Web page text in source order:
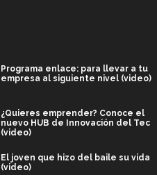
Programa enlace: para llevar a tu
empresa al siguiente nivel (video)
¿Quieres emprender? Conoce el
nuevo HUB de Innovación del Tec
(video)
El joven que hizo del baile su vida
(video)